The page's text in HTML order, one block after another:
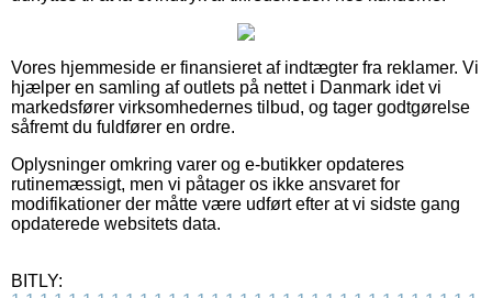
Vores hjemmeside er finansieret af indtægter fra reklamer. Vi
hjælper en samling af outlets på nettet i Danmark idet vi
markedsfører virksomhedernes tilbud, og tager godtgørelse
såfremt du fuldfører en ordre.
Oplysninger omkring varer og e-butikker opdateres
rutinemæssigt, men vi påtager os ikke ansvaret for
modifikationer der måtte være udført efter at vi sidste gang
opdaterede websitets data.
BITLY: